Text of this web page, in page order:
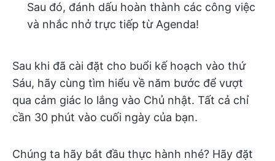
Sau đó, đánh dấu hoàn thành các công việc
và nhắc nhở trực tiếp từ Agenda!
Sau khi đã cài đặt cho buổi kế hoạch vào thứ
Sáu, hãy cùng tìm hiểu về năm bước để vượt
qua cảm giác lo lắng vào Chủ nhật. Tất cả chỉ
cần 30 phút vào cuối ngày của bạn.
Chúng ta hãy bắt đầu thực hành nhé? Hãy đặt